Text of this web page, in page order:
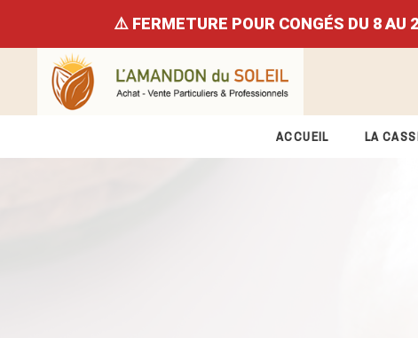
⚠️ FERMETURE POUR CONGÉS DU 8
ACCUEIL LA